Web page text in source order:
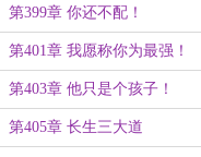
第399章 你还不配！
第401章 我愿称你为最强！
第403章 他只是个孩子！
第405章 长生三大道